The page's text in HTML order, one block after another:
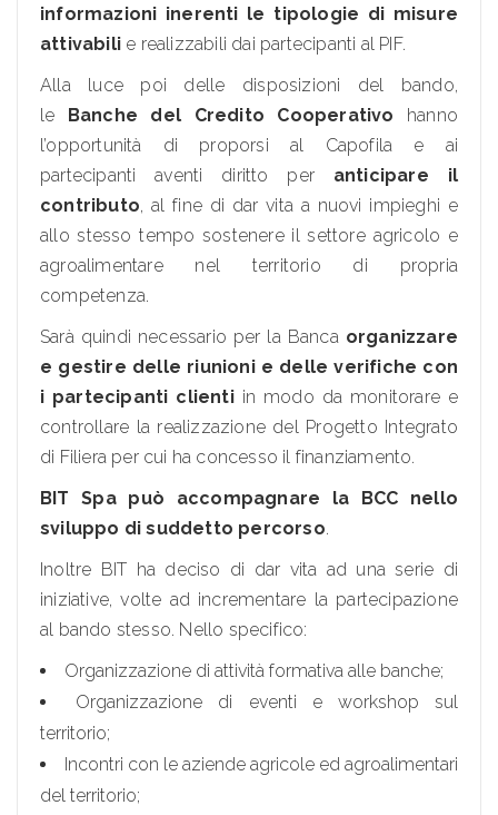
informazioni inerenti le tipologie di misure
attivabili e realizzabili dai partecipanti al PIF.
Alla luce poi delle disposizioni del bando,
le Banche del Credito Cooperativo hanno
l’opportunità di proporsi al Capofila e ai
partecipanti aventi diritto per anticipare il
contributo, al fine di dar vita a nuovi impieghi e
allo stesso tempo sostenere il settore agricolo e
agroalimentare nel territorio di propria
competenza.
Sarà quindi necessario per la Banca organizzare
e gestire delle riunioni e delle verifiche con
i partecipanti clientiin modo da monitorare e
controllare la realizzazione del Progetto Integrato
di Filiera per cui ha concesso il finanziamento.
BIT Spa può accompagnare la BCC nello
sviluppo di suddetto percorso.
Inoltre BIT ha deciso di dar vita ad una serie di
iniziative, volte ad incrementare la partecipazione
al bando stesso. Nello specifico:
Organizzazione di attività formativa alle banche;
Organizzazione di eventi e workshop sul
territorio;
Incontri con le aziende agricole ed agroalimentari
del territorio;